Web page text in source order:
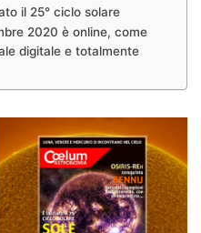
il 25° ciclo solare
2020 è online, come
digitale e totalmente